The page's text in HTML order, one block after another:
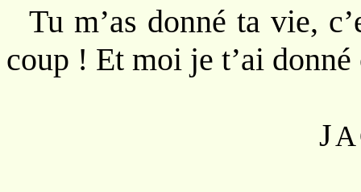
Tu m’as donné ta vie,
coup ! Et moi je t’ai donné
J